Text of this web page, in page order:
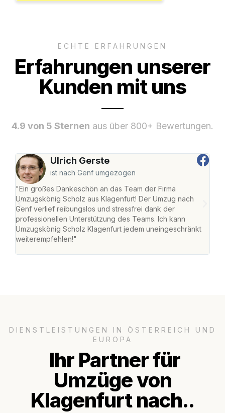
ECHTE ERFAHRUNGEN
Erfahrungen unserer
Kunden mit uns
4.9 von 5 Sternen aus über 800+ Bewertungen.
Ulrich Gerste
ist nach Genf umgezogen
"Ein großes Dankeschön an das Team der Firma
Umzugskönig Scholz aus Klagenfurt! Der Umzug nach
Genf verlief reibungslos und stressfrei dank der
professionellen Unterstützung des Teams. Ich kann
Umzugskönig Scholz Klagenfurt jedem uneingeschränkt
weiterempfehlen!"
DIENSTLEISTUNGEN IN ÖSTERREICH UND
EUROPA
Ihr Partner für
Umzüge von
Klagenfurt nach..